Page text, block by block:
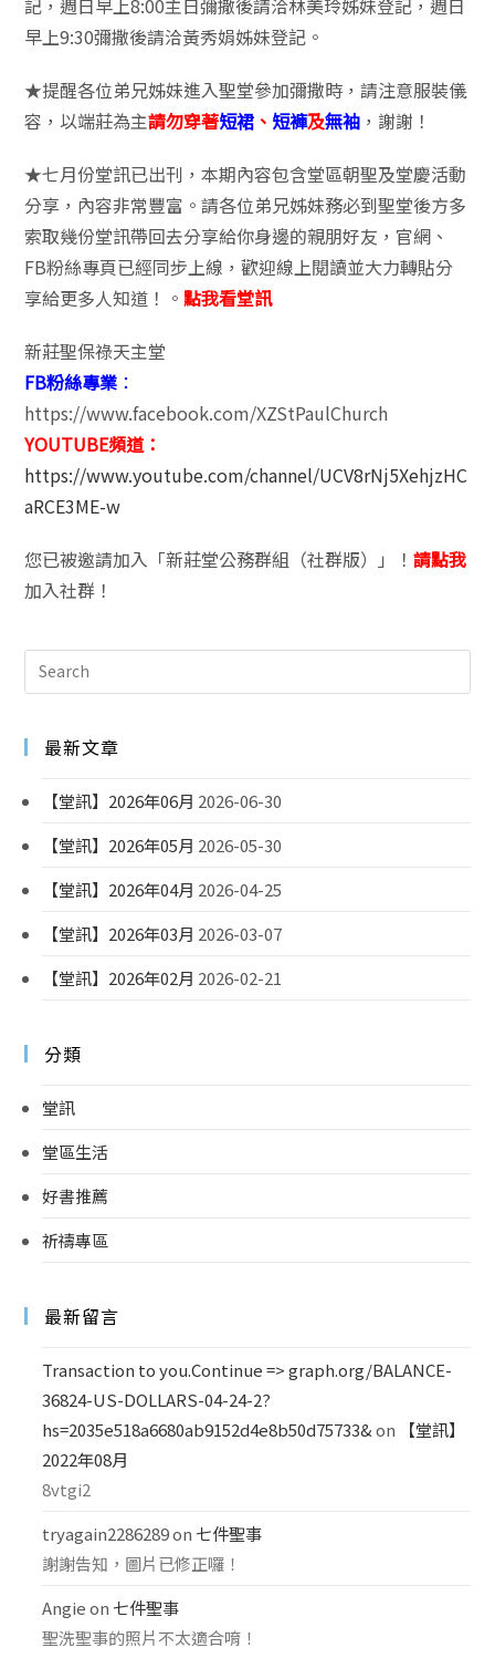
早上9:30彌撒後請洽黃秀娟姊妹登記。
★提醒各位弟兄姊妹進入聖堂參加彌撒時，請注意服裝儀
容，以端莊為主請勿穿著短裙 、 短褲及無袖 ，謝謝！
★七月份堂訊已出刊，本期內容包含堂區朝聖及堂慶活動
分享，內容非常豐富。請各位弟兄姊妹務必到聖堂後方多
索取幾份堂訊帶回去分享給你身邊的親朋好友，官網、
FB粉絲專頁已經同步上線，歡迎線上閱讀並大力轉貼分
享給更多人知道！。點我看堂訊
新莊聖保祿天主堂
FB粉絲專業 ：
https://www.facebook.com/XZStPaulChurch
YOUTUBE頻道：
https://www.youtube.com/channel/UCV8rNj5XehjzHC
aRCE3ME-w
您已被邀請加入「新莊堂公務群組（社群版）」！請點我
加入社群！
最新文章
【堂訊】2026年06月 2026-06-30
【堂訊】2026年05月 2026-05-30
【堂訊】2026年04月 2026-04-25
【堂訊】2026年03月 2026-03-07
【堂訊】2026年02月 2026-02-21
分類
堂訊
堂區生活
好書推薦
祈禱專區
最新留言
Transaction to you.Continue => graph.org/BALANCE-
36824-US-DOLLARS-04-24-2?
hs=2035e518a6680ab9152d4e8b50d75733& on
【堂訊】
2022年08月
8vtgi2
tryagain2286289on 七件聖事
謝謝告知，圖片已修正囉！
Angie on 七件聖事
聖洗聖事的照片不太適合唷！